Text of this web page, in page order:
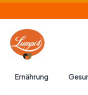
Zum
Inhalt
springen
Ernährung